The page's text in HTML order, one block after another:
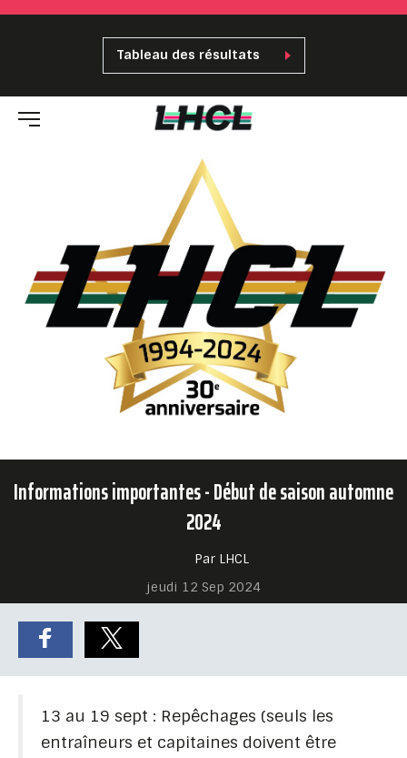
Tableau des résultats
Informations importantes - Début de saison automne
2024
Par LHCL
jeudi 12 Sep 2024
13 au 19 sept : Repêchages (seuls les
entraîneurs et capitaines doivent être